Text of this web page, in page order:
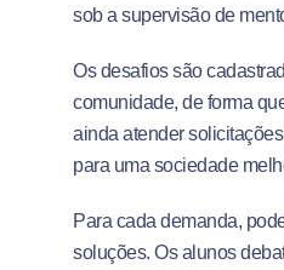
sob a supervisão de
Os desafios são
comunidade, de forma
ainda atender
para uma sociedade
Para cada demanda,
soluções. Os alunos